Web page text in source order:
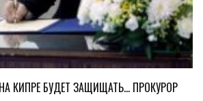
КИПРЕ БУДЕТ ЗАЩИЩАТЬ… ПРОКУРОР